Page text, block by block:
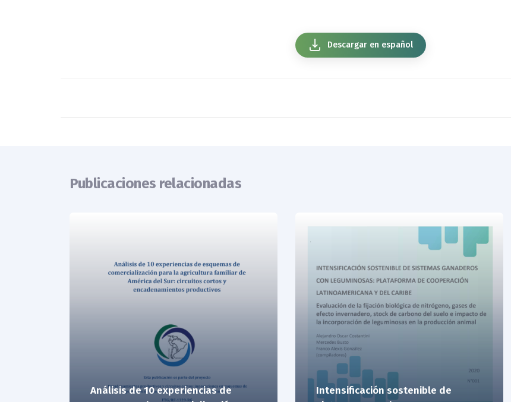
Descargar en español
Publicaciones relacionadas
Análisis de 10 experiencias de
Intensificación sostenible de